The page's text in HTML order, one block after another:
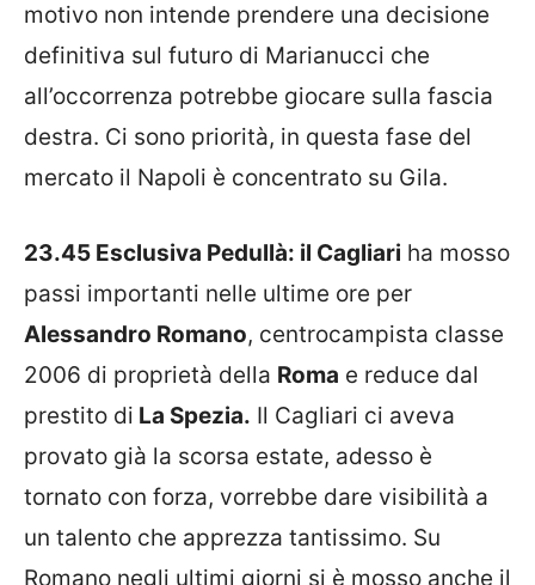
motivo non intende prendere una decisione
definitiva sul futuro di Marianucci che
all’occorrenza potrebbe giocare sulla fascia
destra. Ci sono priorità, in questa fase del
mercato il Napoli è concentrato su Gila.
23.45 Esclusiva Pedullà: il Cagliari ha mosso
passi importanti nelle ultime ore per
Alessandro Romano, centrocampista classe
2006 di proprietà della Roma e reduce dal
prestito di La Spezia. Il Cagliari ci aveva
provato già la scorsa estate, adesso è
tornato con forza, vorrebbe dare visibilità a
un talento che apprezza tantissimo. Su
Romano negli ultimi giorni si è mosso anche il